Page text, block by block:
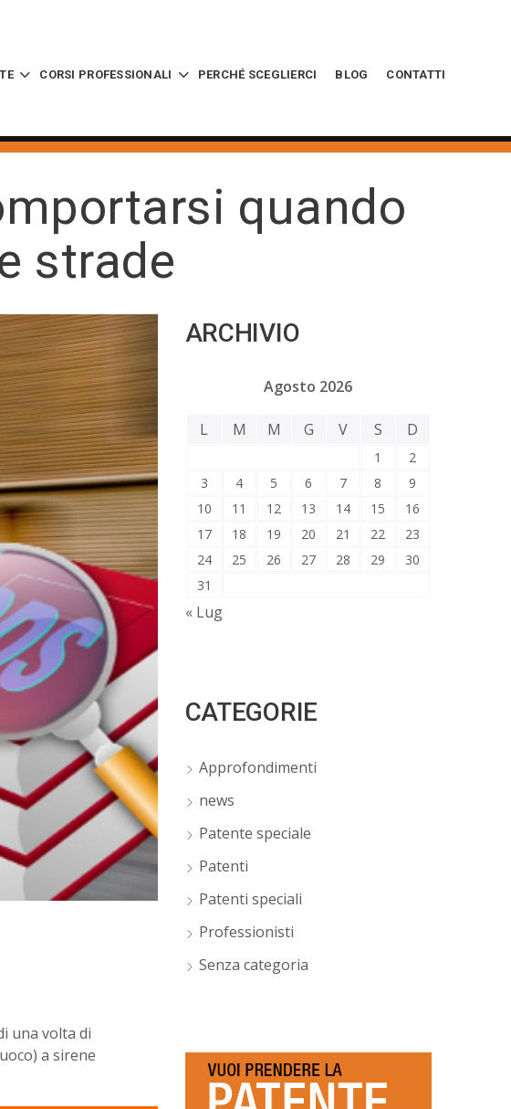
CORSI PROFESSIONALI PERCHÉ SCEGLIERCI BLOG CONTATTI
quando
strade
una volta di
a sirene
ARCHIVIO
Agosto 2026
L M M G V S D
1
2
3
4 5 6 7 8
9
10
11 12 13 14 15
16
17
18 19 20 21 22
23
24
25 26 27 28 29
30
31
« Lug
CATEGORIE
Approfondimenti
news
Patente speciale
Patenti
Patenti speciali
Professionisti
Senza categoria